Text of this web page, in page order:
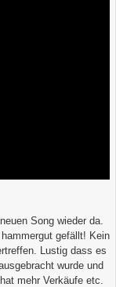
Song wieder da.
gefällt! Kein
Lustig dass es
wurde und
mehr Verkäufe etc.